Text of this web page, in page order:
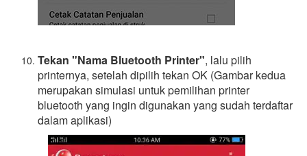
Tekan "Nama Bluetooth Printer", lalu pilih
printernya, setelah dipilih tekan OK (Gambar kedua
merupakan simulasi untuk pemilihan printer
bluetooth yang ingin digunakan yang sudah terdaftar
dalam aplikasi)